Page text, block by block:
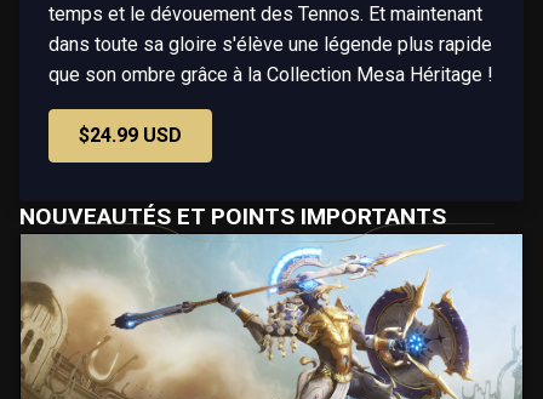
temps et le dévouement des Tennos. Et maintenant
dans toute sa gloire s'élève une légende plus rapide
que son ombre grâce à la Collection Mesa Héritage !
$24.99 USD
NOUVEAUTÉS ET POINTS IMPORTANTS